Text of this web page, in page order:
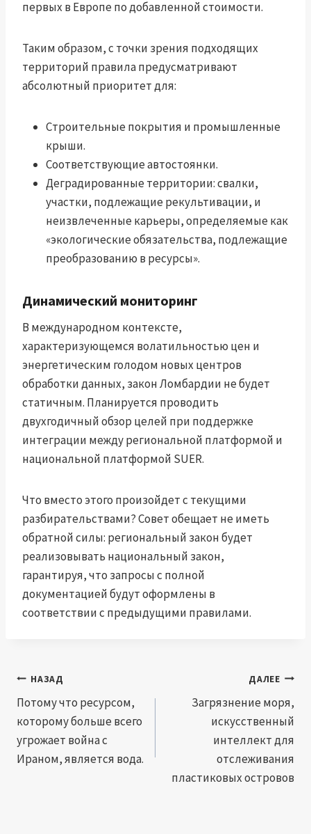
первых в Европе по добавленной стоимости.
Таким образом, с точки зрения подходящих
территорий правила предусматривают
абсолютный приоритет для:
Строительные покрытия и промышленные
крыши.
Соответствующие автостоянки.
Деградированные территории: свалки,
участки, подлежащие рекультивации, и
неизвлеченные карьеры, определяемые как
«экологические обязательства, подлежащие
преобразованию в ресурсы».
Динамический мониторинг
В международном контексте,
характеризующемся волатильностью цен и
энергетическим голодом новых центров
обработки данных, закон Ломбардии не будет
статичным. Планируется проводить
двухгодичный обзор целей при поддержке
интеграции между региональной платформой и
национальной платформой SUER.
Что вместо этого произойдет с текущими
разбирательствами? Совет обещает не иметь
обратной силы: региональный закон будет
реализовывать национальный закон,
гарантируя, что запросы с полной
документацией будут оформлены в
соответствии с предыдущими правилами.
Навигация
по
записям
НАЗАД
Потому что ресурсом,
которому больше всего
угрожает война с
Ираном, является вода.
ДАЛЕЕ
Загрязнение моря,
искусственный
интеллект для
отслеживания
пластиковых островов